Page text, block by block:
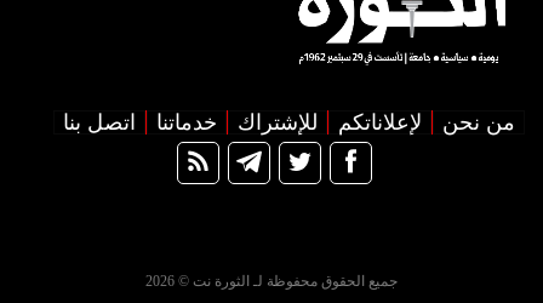
من نحن لإعلاناتكم للإشتراك خدماتنا اتصل بنا
جميع الحقوق محفوظة لـ الثورة نت © 2026